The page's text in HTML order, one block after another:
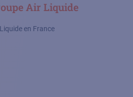
Air Liquide
en France